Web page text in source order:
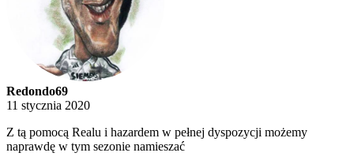
Redondo69
11 stycznia 2020
Z tą pomocą Realu i hazardem w pełnej dyspozycji możemy
naprawdę w tym sezonie namieszać